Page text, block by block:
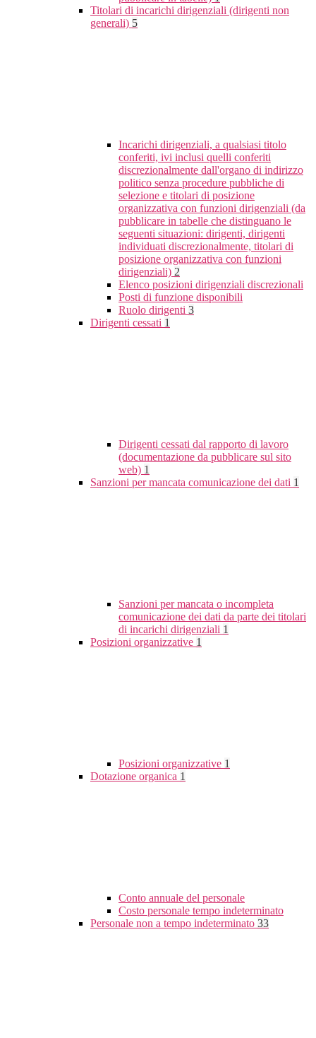
Titolari di incarichi dirigenziali (dirigenti non
generali) 5
Incarichi dirigenziali, a qualsiasi titolo
conferiti, ivi inclusi quelli conferiti
discrezionalmente dall'organo di indirizzo
politico senza procedure pubbliche di
selezione e titolari di posizione
organizzativa con funzioni dirigenziali (da
pubblicare in tabelle che distinguano le
seguenti situazioni: dirigenti, dirigenti
individuati discrezionalmente, titolari di
posizione organizzativa con funzioni
dirigenziali) 2
Elenco posizioni dirigenziali discrezionali
Posti di funzione disponibili
Ruolo dirigenti 3
Dirigenti cessati 1
Dirigenti cessati dal rapporto di lavoro
(documentazione da pubblicare sul sito
web) 1
Sanzioni per mancata comunicazione dei dati 1
Sanzioni per mancata o incompleta
comunicazione dei dati da parte dei titolari
di incarichi dirigenziali 1
Posizioni organizzative 1
Posizioni organizzative 1
Dotazione organica 1
Conto annuale del personale
Costo personale tempo indeterminato
Personale non a tempo indeterminato 33